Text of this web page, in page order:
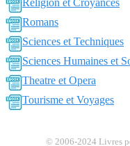
Religion et Croyances
Romans
Sciences et Techniques
Sciences Humaines et
Theatre et Opera
Tourisme et Voyages
© 2006-2024 Livres